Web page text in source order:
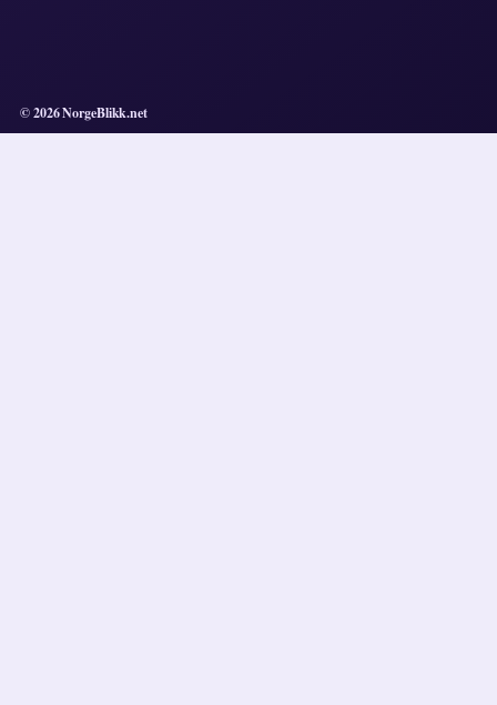
© 2026 NorgeBlikk.net